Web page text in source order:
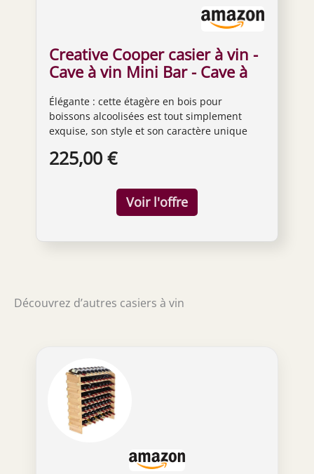
Creative Cooper casier à vin -
Cave à vin Mini Bar - Cave à
vin - Bar à vin - Bar à Baril -
Meuble Bar - 80cm - étagère
Bar déco rétro - Meuble
tonneau (chêne)
Élégante : cette étagère en bois pour
boissons alcoolisées est tout simplement
exquise, son style et son caractère unique
230/12 V. Sur demande du client, nous
batterie (8 piles AA 1,5 V). Il suffit de nous
écrire après l'achat. Les bouteilles éclairées
sont superbes dans le bar à vin Étagère à vin
très stables et ne bougent pas. Exclusif et
cadeau artisanal pour votre nouvelle maison
ou votre marchandise. Multifonction, le
casier à vin en bois a de nombreuses
utilisations différentes. Il peut être utilisé
comme table de tonneau de vin ou comme
cadeau parfait pour un homme – grâce aux
chaises à vin et à l'étagère de bar intégrée, il
225,00 €
Découvrez d’autres casiers à vin